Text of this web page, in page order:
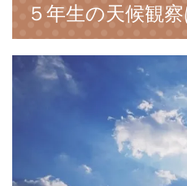
５年生の天候観